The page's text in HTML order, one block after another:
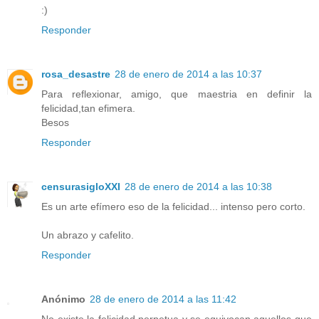
:)
Responder
rosa_desastre 28 de enero de 2014 a las 10:37
Para reflexionar, amigo, que maestria en definir la
felicidad,tan efimera.
Besos
Responder
censurasigloXXI 28 de enero de 2014 a las 10:38
Es un arte efímero eso de la felicidad... intenso pero corto.
Un abrazo y cafelito.
Responder
Anónimo 28 de enero de 2014 a las 11:42